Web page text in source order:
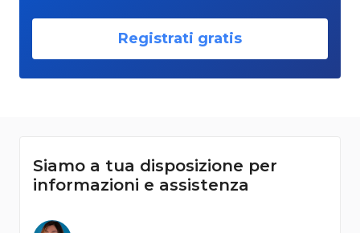
Registrati gratis
Siamo a tua disposizione per
informazioni e assistenza